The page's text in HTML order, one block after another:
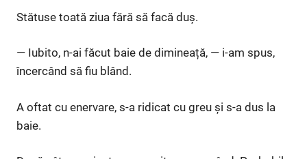
Stătuse toată ziua fără să facă duș.
— Iubito, n-ai făcut baie de dimineață, — i-am spus,
încercând să fiu blând.
A oftat cu enervare, s-a ridicat cu greu și s-a dus la
baie.